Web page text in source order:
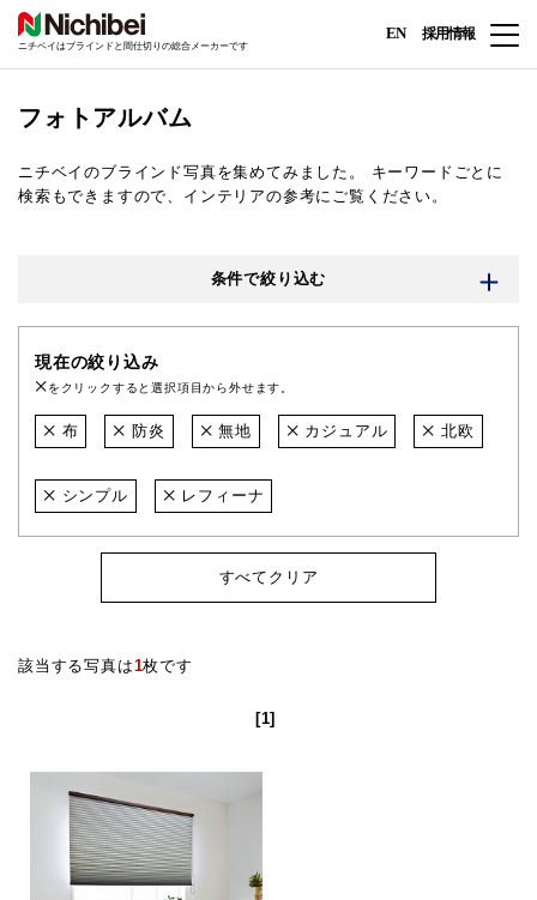
ニチベイはブラインドと間仕切りの総合メーカーです
EN 採用情報
フォトアルバム
ニチベイのブラインド写真を集めてみました。
キーワードごとに
検索もできますので、インテリアの参考にご覧ください。
条件で絞り込む
現在の絞り込み
をクリックすると選択項目から外せます。
布 防炎 無地 カジュアル 北欧
シンプル レフィーナ
すべてクリア
該当する写真は1枚です
[1]